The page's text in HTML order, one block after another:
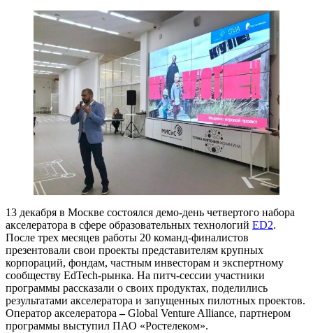
13 декабря в Москве состоялся демо-день четвертого набора
акселератора в сфере образовательных технологий ED2.
После трех месяцев работы 20 команд-финалистов
презентовали свои проекты представителям крупных
корпораций, фондам, частным инвесторам и экспертному
сообществу EdTech-рынка. На питч-сессии участники
программы рассказали о своих продуктах, поделились
результатами акселератора и запущенных пилотных проектов.
Оператор акселератора–Global Venture Alliance, партнером
программы выступил ПАО «Ростелеком».